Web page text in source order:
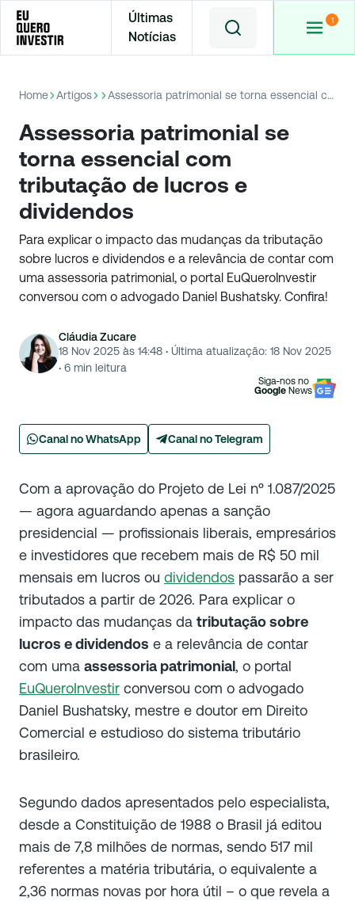
Últimas
Notícias
Home Artigos Assessoria patrimonial se torna essencial com tributação de lucros e dividendos
Assessoria patrimonial se
torna essencial com
tributação de lucros e
dividendos
Para explicar o impacto das mudanças da tributação
sobre lucros e dividendos e a relevância de contar com
uma assessoria patrimonial, o portal EuQueroInvestir
conversou com o advogado Daniel Bushatsky. Confira!
Cláudia Zucare
18 Nov 2025 às 14:48 · Última atualização: 18 Nov 2025
· 6 min leitura
Siga-nos no
Google News
Canal no WhatsApp Canal no Telegram
Com a aprovação do Projeto de Lei nº 1.087/2025
— agora aguardando apenas a sanção
presidencial — profissionais liberais, empresários
e investidores que recebem mais de R$ 50 mil
mensais em lucros ou dividendos passarão a ser
tributados a partir de 2026. Para explicar o
impacto das mudanças da tributação sobre
lucros e dividendos e a relevância de contar
com uma assessoria patrimonial, o portal
EuQueroInvestir conversou com o advogado
Daniel Bushatsky, mestre e doutor em Direito
Comercial e estudioso do sistema tributário
brasileiro.
Segundo dados apresentados pelo especialista,
desde a Constituição de 1988 o Brasil já editou
mais de 7,8 milhões de normas, sendo 517 mil
referentes a matéria tributária, o equivalente a
2,36 normas novas por hora útil – o que revela a